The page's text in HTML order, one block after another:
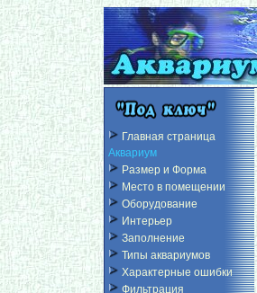
Главная страница
Аквариум
Размер и Форма
Место в помещении
Оборудование
Интерьер
Заполнение
Типы аквариумов
Характерные ошибки
Фильтрация